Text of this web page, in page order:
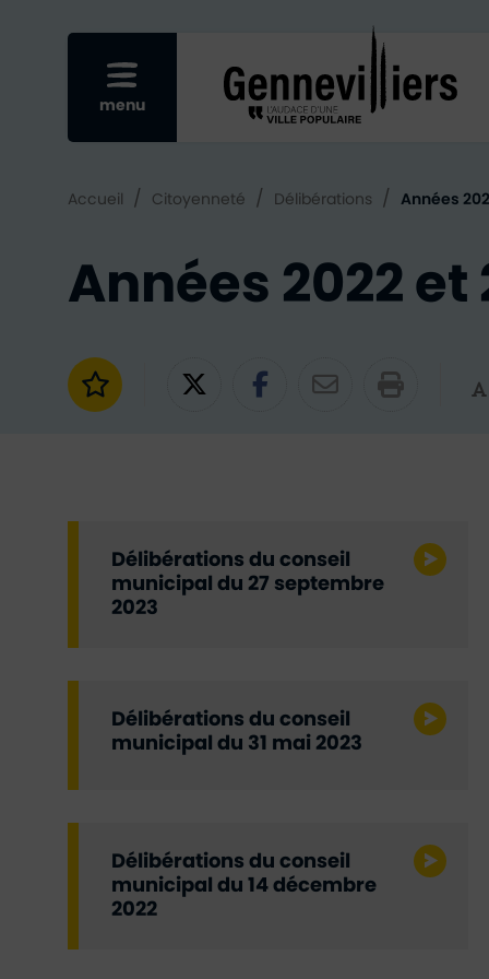
Afficher le menu mobile
menu
Accueil / Citoyenneté / Délibérations / Années
Années 2022 et
Ajouter aux favoris
Partager sur Twitter
Partager sur
Partager
Délibérations du conseil
municipal du 27 septembre
2023
Délibérations du conseil
municipal du 31 mai 2023
Délibérations du conseil
municipal du 14 décembre
2022